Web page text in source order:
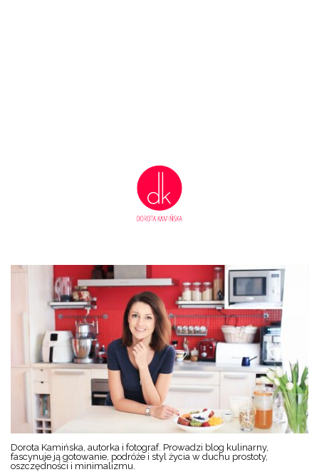
Dorota Kamińska, autorka i fotograf. Prowadzi blog kulinarny,
fascynuje ją gotowanie, podróże i styl życia w duchu prostoty,
oszczędności i minimalizmu.